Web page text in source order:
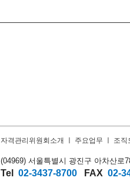
자격관리위원회소개 주요업무 조직
(04969) 서울특별시 광진구 아차산로
Tel 02-3437-8700 FAX 02-